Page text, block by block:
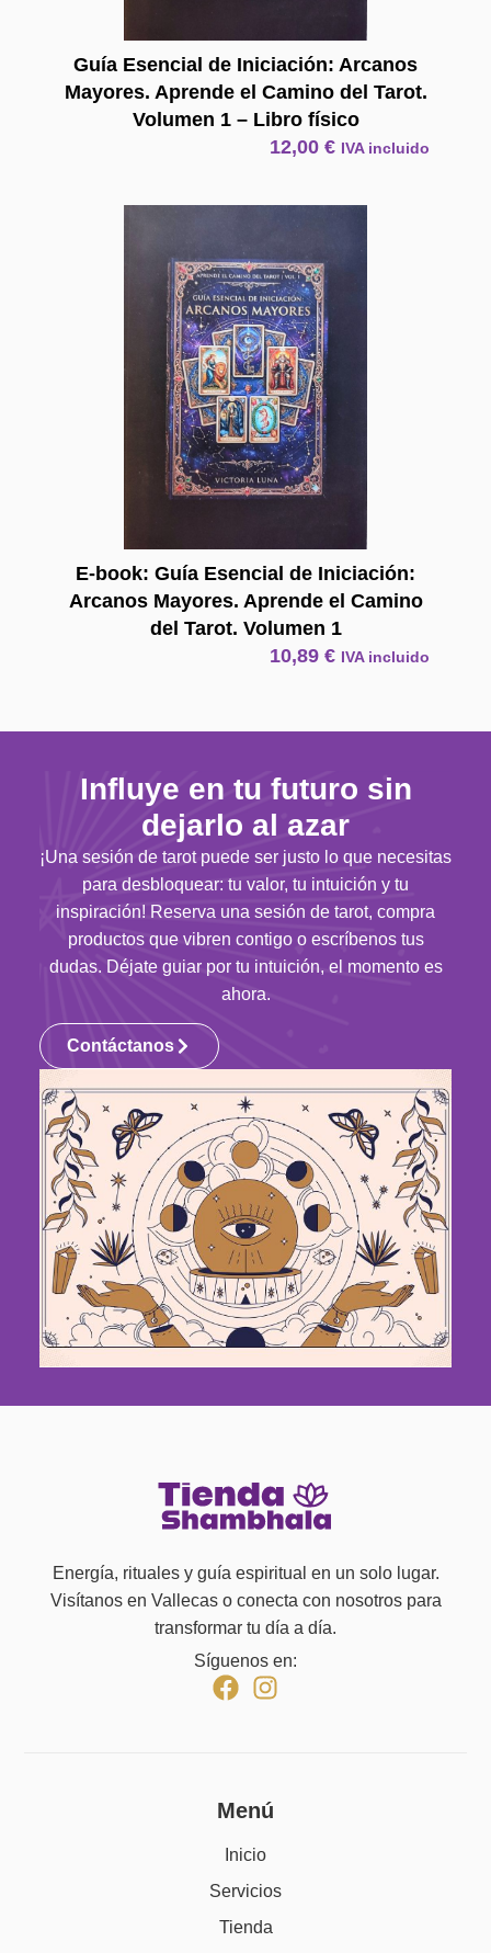
Guía Esencial de Iniciación: Arcanos
Mayores. Aprende el Camino del Tarot.
Volumen 1 – Libro físico
12,00€ IVA incluido
E-book: Guía Esencial de Iniciación:
Arcanos Mayores. Aprende el Camino
del Tarot. Volumen 1
10,89€ IVA incluido
Influye en tu futuro sin
dejarlo al azar
¡Una sesión de tarot puede ser justo lo que necesitas
para desbloquear: tu valor, tu intuición y tu
inspiración! Reserva una sesión de tarot, compra
productos que vibren contigo o escríbenos tus
dudas. Déjate guiar por tu intuición, el momento es
ahora.
Contáctanos
Energía, rituales y guía espiritual en un solo lugar.
Visítanos en Vallecas o conecta con nosotros para
transformar tu día a día.
Síguenos en:
Menú
Inicio
Servicios
Tienda